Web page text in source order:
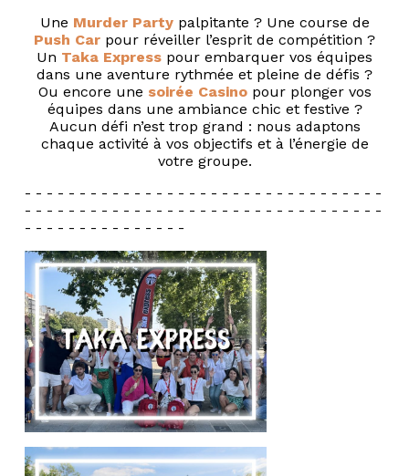
Une Murder Partypalpitante ? Une course de
Push Car pour réveiller l’esprit de compétition ?
Un Taka Express pour embarquer vos équipes
dans une aventure rythmée et pleine de défis ?
Ou encore une soirée Casinopour plonger vos
équipes dans une ambiance chic et festive ?
Aucun défi n’est trop grand : nous adaptons
chaque activité à vos objectifs et à l’énergie de
votre groupe.
- - - - - - - - - - - - - - - - - - - - - - - - - - - - - - - - -
- - - - - - - - - - - - - - - - - - - - - - - - - - - - - - - - -
- - - - - - - - - - - - - - -